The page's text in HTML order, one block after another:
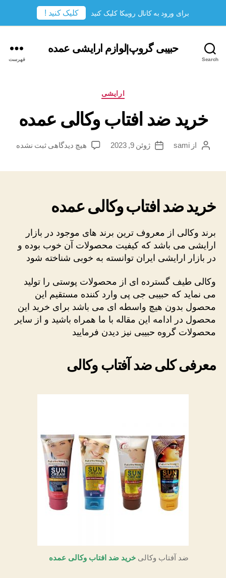
Search
حبیبی گروپ|لوازم ارایشی عمده
فهرست
دسته‌ها
ارایشی
خرید ضد افتاب وکالی عمده
نویسندهٔ
ازsami
تاریخژوئن 9, 2023 هیچ دیدگاهیبرای
ثبت نشده
خرید ضد افتاب وکالی عمده
برند وکالی از معروف ترین برند های موجود در بازار
ارایشی می باشد که کیفیت محصولات آن خوب بوده و
در بازار ارایشی ایران توانسته به خوبی شناخته شود
وکالی طیف گسترده ای از محصولات پوستی را تولید
می نماید که حبیبی جی پی وارد کننده مستقیم این
محصول بدون هیچ واسطه ای می باشد برای خرید این
محصول در ادامه این مقاله با ما همراه باشید و از سایر
محصولات گروه حبیبی نیز دیدن فرمایید
معرفی کلی ضد آفتاب وکالی
ضد آفتاب وکالی خرید ضد افتاب وکالی عمده
برای ورود به کانال روبیکا کلیک کنید کلیک کنید !